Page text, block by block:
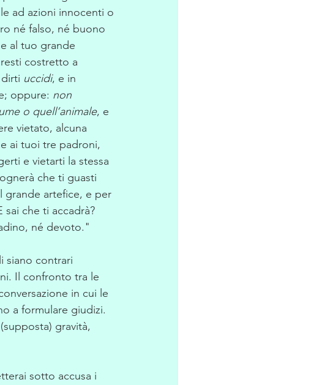
ad azioni innocenti o
né falso, né buono
al tuo grande
costretto a
uccidi, e in
oppure: non
o quell’animale, e
vietato, alcuna
ai tuoi tre padroni,
e vietarti la stessa
che ti guasti
grande artefice, e per
che ti accadrà?
né devoto."
siano contrari
Il confronto tra le
in cui le
a formulare giudizi.
gravità,
sotto accusa i